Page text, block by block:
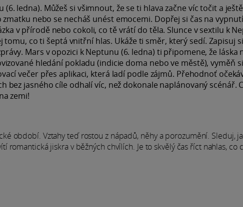
ledna). Můžeš si všimnout, že se ti hlava začne víc točit a
nebo se necháš unést emocemi. Dopřej si čas na
v přírodě nebo cokoli, co tě vrátí do těla. Slunce v sextilu k
co ti šeptá vnitřní hlas. Ukáže ti směr, který sedí. Zapisuj
Mars v opozici k Neptunu (6. ledna) ti připomene, že láska
hledání pokladu (indicie doma nebo ve městě), vyměň
večer přes aplikaci, která ladí podle zájmů. Přehodnoť
bez jasného cíle odhalí víc, než dokonale naplánovaný scénář.
zemi!
období. Vztahy teď rostou z nápadů, něhy a porozumění. Sleduj,
romantická jiskra v běžných chvílích. Je to skvělý čas říct nahlas, co